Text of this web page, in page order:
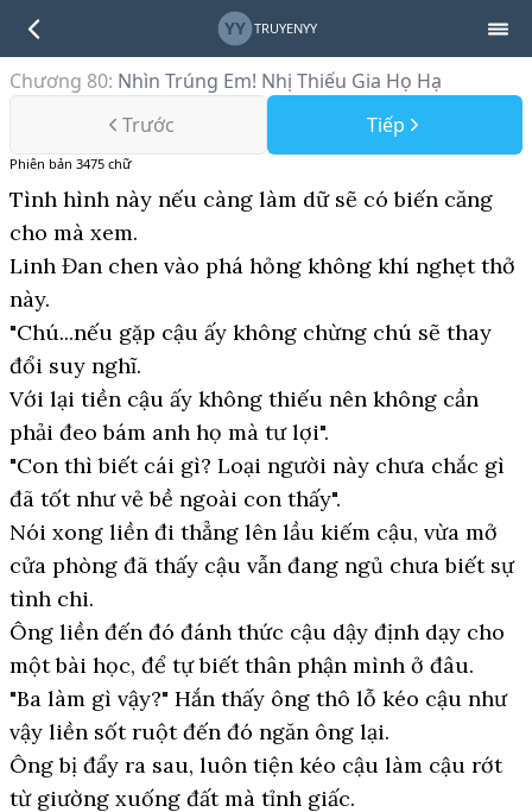
YY TRUYENYY
Chương 80: Nhìn Trúng Em! Nhị Thiếu Gia Họ Hạ
Trước
Tiếp
Phiên bản 3475 chữ
Tình hình này nếu càng làm dữ sẽ có biến căng
cho mà xem.
Linh Đan chen vào phá hỏng không khí nghẹt thở
này.
"Chú...nếu gặp cậu ấy không chừng chú sẽ thay
đổi suy nghĩ.
Với lại tiền cậu ấy không thiếu nên không cần
phải đeo bám anh họ mà tư lợi".
"Con thì biết cái gì? Loại người này chưa chắc gì
đã tốt như vẻ bề ngoài con thấy".
Nói xong liền đi thẳng lên lầu kiếm cậu, vừa mở
cửa phòng đã thấy cậu vẫn đang ngủ chưa biết sự
tình chi.
Ông liền đến đó đánh thức cậu dậy định dạy cho
một bài học, để tự biết thân phận mình ở đâu.
"Ba làm gì vậy?" Hắn thấy ông thô lỗ kéo cậu như
vậy liền sốt ruột đến đó ngăn ông lại.
Ông bị đẩy ra sau, luôn tiện kéo cậu làm cậu rớt
từ giường xuống đất mà tỉnh giấc.